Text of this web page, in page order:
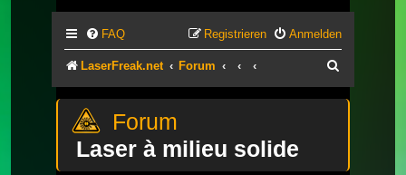
FAQ Anmelden
Registrieren
LaserFreak.net Forum
Laser à milieu solide